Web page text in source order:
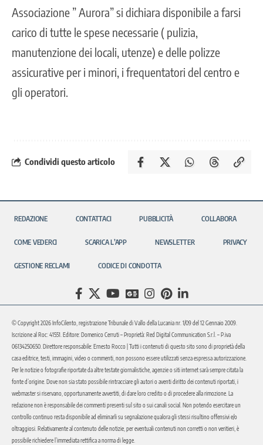
Associazione ” Aurora” si dichiara disponibile a farsi
carico di tutte le spese necessarie ( pulizia,
manutenzione dei locali, utenze) e delle polizze
assicurative per i minori, i frequentatori del centro e
gli operatori.
Condividi questo articolo
REDAZIONE CONTATTACI PUBBLICITÀ COLLABORA
COME VEDERCI SCARICA L’APP NEWSLETTER PRIVACY
GESTIONE RECLAMI CODICE DI CONDOTTA
© Copyright 2026 InfoCilento, registrazione Tribunale di Vallo della Lucania nr. 1/09 del 12 Gennaio 2009.
Iscrizione al Roc: 41551. Editore: Domenico Cerruti – Proprietà: Red Digital Communication S.r.l. – P.iva
06134250650. Direttore responsabile: Ernesto Rocco | Tutti i contenuti di questo sito sono di proprietà della
casa editrice, testi, immagini, video o commenti, non possono essere utilizzati senza espressa autorizzazione.
Per le notizie o fotografie riportate da altre testate giornalistiche, agenzie o siti internet sarà sempre citata la
fonte d’origine. Dove non sia stato possibile rintracciare gli autori o aventi diritto dei contenuti riportati, i
webmaster si riservano, opportunamente avvertiti, di dare loro credito o di procedere alla rimozione. La
redazione non è responsabile dei commenti presenti sul sito o sui canali social. Non potendo esercitare un
controllo continuo resta disponibile ad eliminarli su segnalazione qualora gli stessi risultino offensivi e/o
oltraggiosi. Relativamente al contenuto delle notizie, per eventuali contenuti non corretti o non veritieri, è
possibile richiedere l’immediata rettifica a norma di legge.